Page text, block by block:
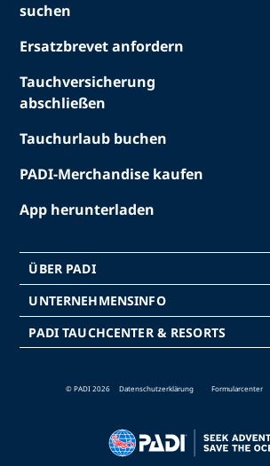
suchen
Ersatzbrevet anfordern
Tauchversicherung
abschließen
Tauchurlaub buchen
PADI-Merchandise kaufen
App herunterladen
ÜBER PADI
UNTERNEHMENSINFO
PADI TAUCHCENTER & RESORTS
© PADI 2026 Datenschutzerklärung Formularcenter